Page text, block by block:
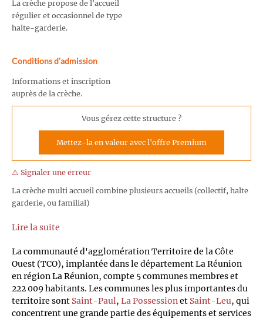
La crèche propose de l'accueil
régulier et occasionnel de type
halte-garderie.
Conditions d'admission
Informations et inscription
auprès de la crèche.
Vous gérez cette structure ?
Mettez-la en valeur avec l'offre Premium
⚠️ Signaler une erreur
La crèche multi accueil combine plusieurs accueils (collectif, halte
garderie, ou familial)
Lire la suite
La communauté d'agglomération Territoire de la Côte
Ouest (TCO), implantée dans le département La Réunion
en région La Réunion, compte 5 communes membres et
222 009 habitants. Les communes les plus importantes du
territoire sont Saint-Paul, La Possessionet Saint-Leu, qui
concentrent une grande partie des équipements et services